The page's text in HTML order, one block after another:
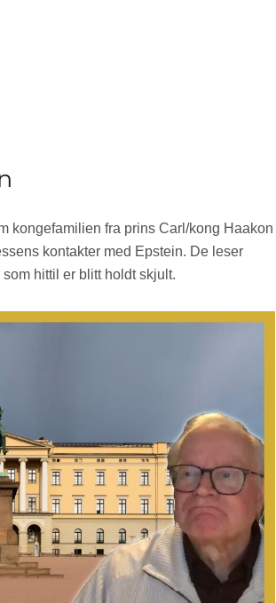
kongefamilien fra prins Carl/kong Haakon
kontakter med Epstein. De leser
hittil er blitt holdt skjult.